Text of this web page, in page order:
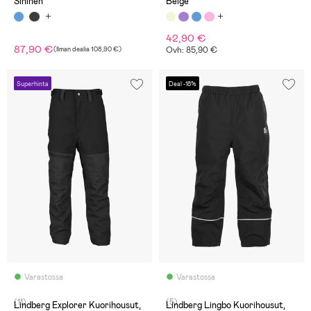
87,90 €(Ilman dealia108,90 €)
42,90 €
Ovh: 85,90 €
Superhinta
Varastossa
(11)
Lindberg Explorer Kuorihousut,
Deal -18%
Varastossa
(5)
Lindberg Lingbo Kuorihousut,